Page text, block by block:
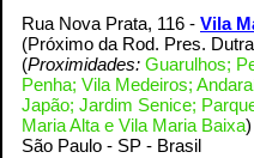
Rua Nova Prata, 116 - Vila
(Próximo da Rod. Pres.
(Proximidades: Guarulhos;
Penha; Vila Medeiros;
Japão; Jardim Senice;
Maria Alta e Vila Maria Baixa)
São Paulo - SP - Brasil